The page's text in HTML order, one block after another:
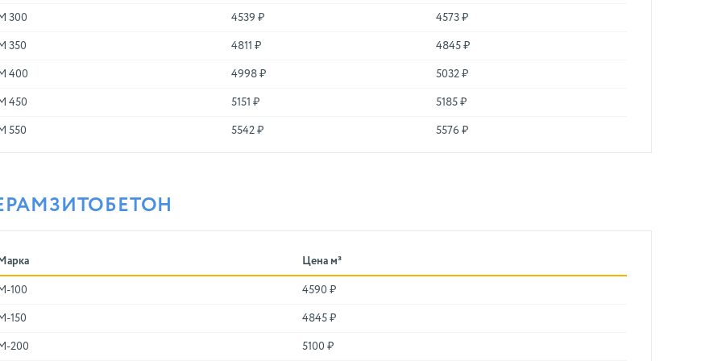
300 4539 ₽ 4573 ₽
350 4811 ₽ 4845 ₽
400 4998 ₽ 5032 ₽
450 5151 ₽ 5185 ₽
550 5542 ₽ 5576 ₽
Цена м³
100 4590 ₽
150 4845 ₽
200 5100 ₽